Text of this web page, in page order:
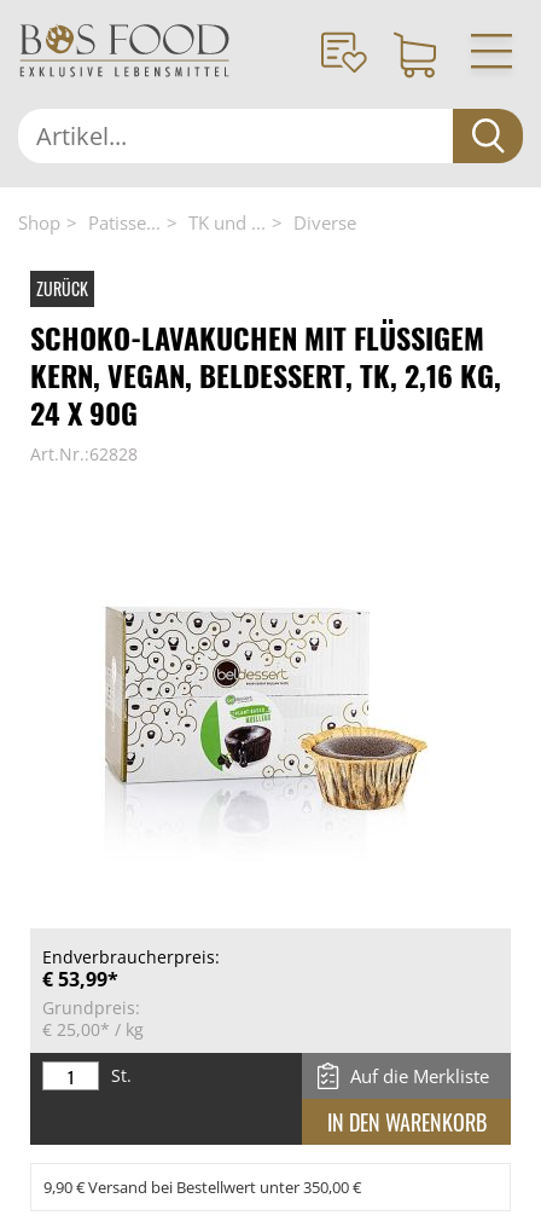
Shop Patisse... TK und ... Diverse
ZURÜCK
SCHOKO-LAVAKUCHEN MIT FLÜSSIGEM
KERN, VEGAN, BELDESSERT, TK, 2,16 KG,
24 X 90G
Art.Nr.:62828
Endverbraucherpreis:
€ 53,99*
Grundpreis:
€ 25,00* / kg
St.
Auf die Merkliste
9,90 € Versand bei Bestellwert unter 350,00 €